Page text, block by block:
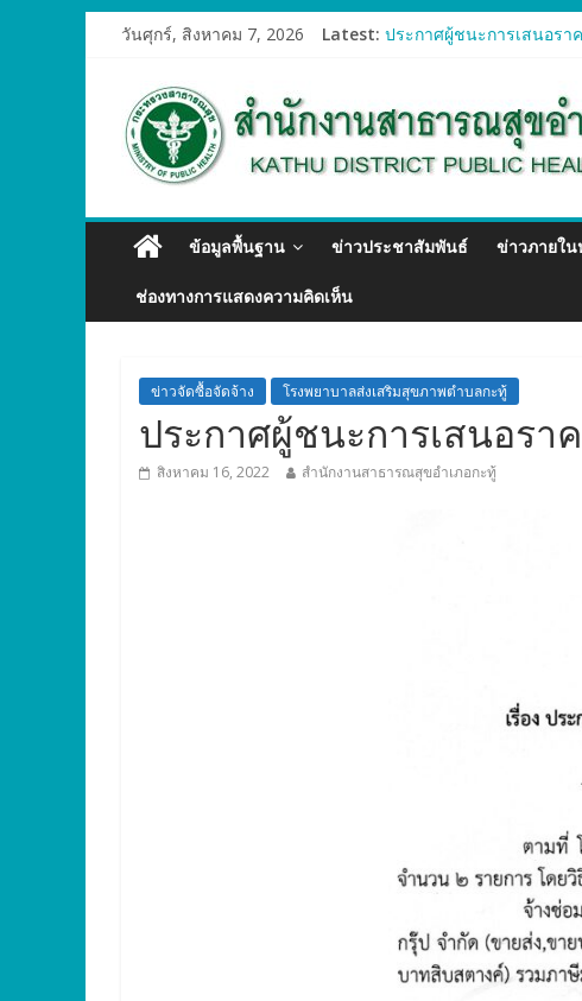
วันศุกร์, สิงหาคม 7, 2026 Latest: ประกาศผู้ชนะการเสนอรา
ประกาศผู้ชนะการเสนอรา
ประกาศผู้ชนะการเสนอรา
ข้อมูลพื้นฐาน ข่าวประชาสัมพันธ์ ข่าวภายใ
ช่องทางการแสดงความคิดเห็น
ข่าวจัดซื้อจัดจ้าง โรงพยาบาลส่งเสริมสุขภาพตำบลกะทู้
ประกาศผู้ชนะการเสนอรา
สิงหาคม 16, 2022 สำนักงานสาธารณสุขอำเภอกะทู้